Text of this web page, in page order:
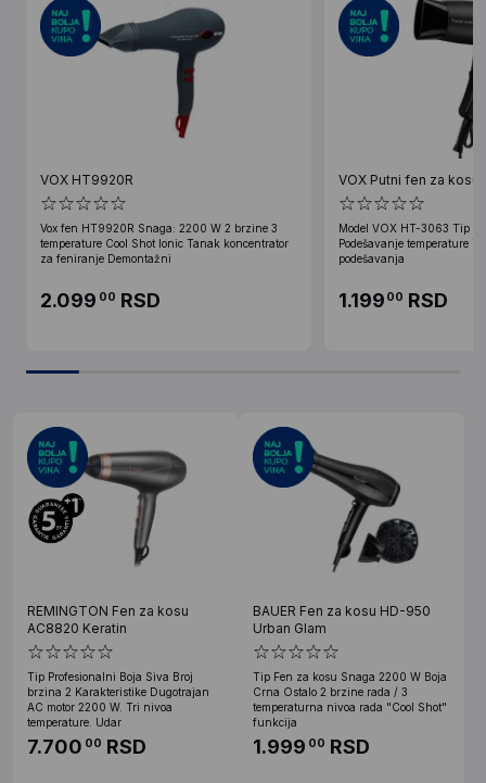
VOX HT9920R
Vox fen HT9920R Snaga: 2200 W 2 brzine 3
temperature Cool Shot Ionic Tanak koncentrator
za feniranje Demontažni
2.099 00 RSD
VOX Putni fen za
Model VOX HT-3063 Tip
Podešavanje temperature i
podešavanja
1.199 00 RSD
REMINGTON Fen za kosu
AC8820 Keratin
Tip Profesionalni Boja Siva Broj
brzina 2 Karakteristike Dugotrajan
AC motor 2200 W. Tri nivoa
temperature. Udar
7.700 00 RSD
BAUER Fen za kosu HD-950
Urban Glam
Tip Fen za kosu Snaga 2200 W Boja
Crna Ostalo 2 brzine rada / 3
temperaturna nivoa rada "Cool Shot"
funkcija
1.999 00 RSD